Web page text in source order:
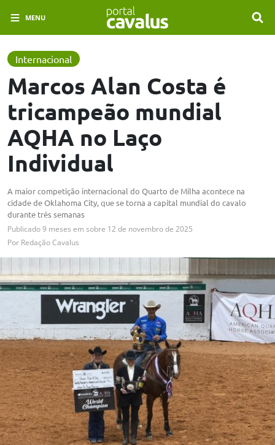
MENU
Internacional
Marcos Alan Costa é
tricampeão mundial
AQHA no Laço
Individual
A maior competição internacional do Quarto de Milha acontece na
cidade de Oklahoma City, que se torna a capital mundial do cavalo
durante três semanas
Publicado9 meses em sobre 12 de novembro de 2025
Por Redação Cavalus